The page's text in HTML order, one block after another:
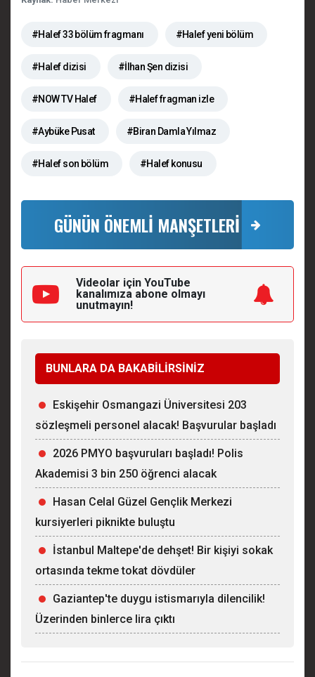
#Halef 33 bölüm fragmanı #Halef yeni bölüm
#Halef dizisi #İlhan Şen dizisi
#NOW TV Halef #Halef fragman izle
#Aybüke Pusat #Biran Damla Yılmaz
#Halef son bölüm #Halef konusu
GÜNÜN ÖNEMLİ MANŞETLERİ
Videolar için YouTube
kanalımıza abone olmayı
unutmayın!
BUNLARA DA BAKABİLİRSİNİZ
Eskişehir Osmangazi Üniversitesi 203
sözleşmeli personel alacak! Başvurular başladı
2026 PMYO başvuruları başladı! Polis
Akademisi 3 bin 250 öğrenci alacak
Hasan Celal Güzel Gençlik Merkezi
kursiyerleri piknikte buluştu
İstanbul Maltepe'de dehşet! Bir kişiyi sokak
ortasında tekme tokat dövdüler
Gaziantep'te duygu istismarıyla dilencilik!
Üzerinden binlerce lira çıktı